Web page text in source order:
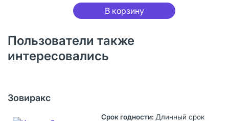
В корзину
Пользователи также
интересовались
Зовиракс
Длинный срок